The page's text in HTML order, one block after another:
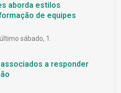
aborda estilos
de equipes
sábado, 1.
a responder